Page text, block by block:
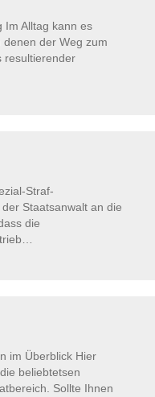
Im Alltag kann es
der Weg zum
resultierender
Straf-
Staatsanwalt an die
die
im Überblick Hier
beliebtetsen
Sollte Ihnen